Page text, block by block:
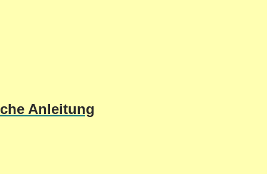
Anleitung